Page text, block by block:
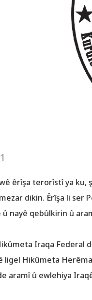
êrîşa terorîstî ya
dikin. Êrîşa li ser
nayê qebûlkirin û
Iraqa Federal
ligel Hikûmeta
aramî û ewlehiya